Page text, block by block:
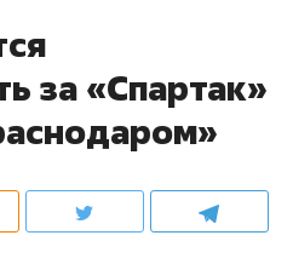
за «Спартак»